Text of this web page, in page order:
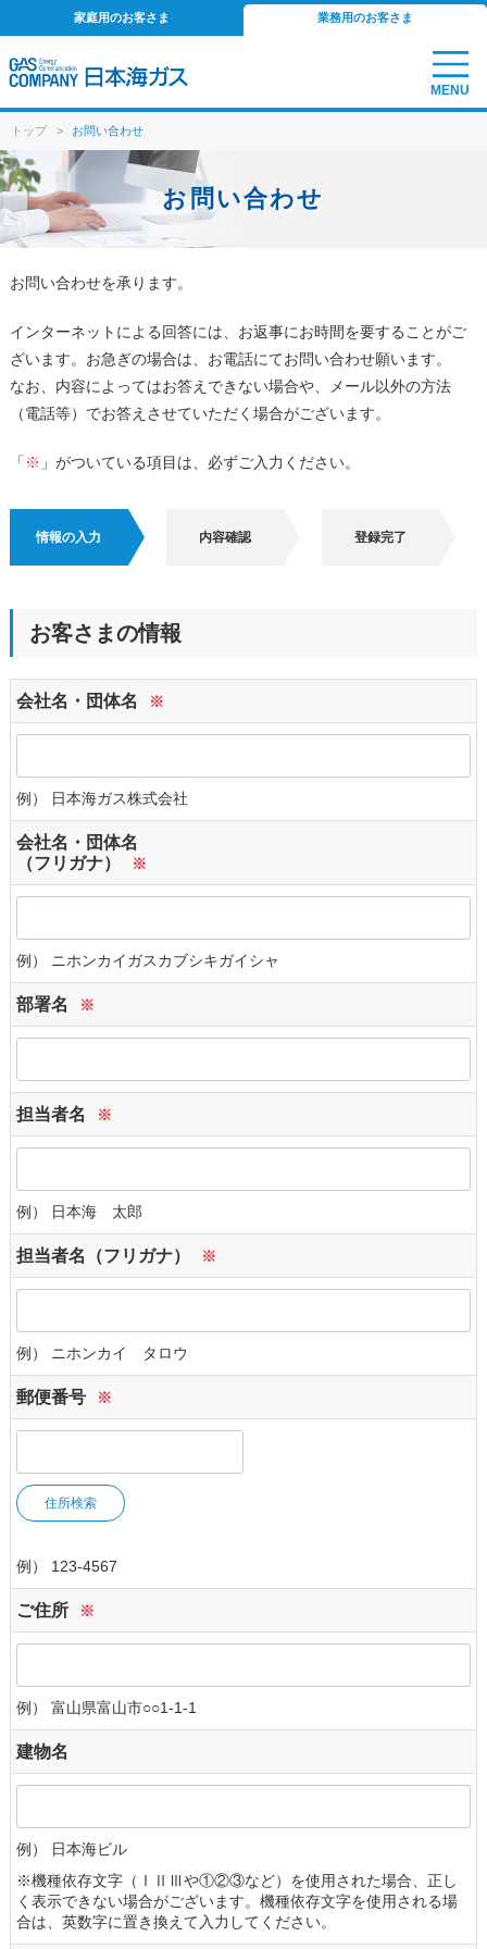
家庭用のお客さま 業務用のお客さま
MENU
トップ > お問い合わせ
お問い合わせ
お問い合わせを承ります。
インターネットによる回答には、お返事にお時間を要することがご
ざいます。お急ぎの場合は、お電話にてお問い合わせ願います。
なお、内容によってはお答えできない場合や、メール以外の方法
（電話等）でお答えさせていただく場合がございます。
「 ※ 」がついている項目は、必ずご入力ください。
情報の入力 内容確認 登録完了
お客さまの情報
会社名・団体名 ※
例） 日本海ガス株式会社
会社名・団体名
（フリガナ）
※
例） ニホンカイガスカブシキガイシャ
部署名 ※
担当者名 ※
例） 日本海 太郎
担当者名（フリガナ） ※
例） ニホンカイ タロウ
郵便番号 ※
住所検索
例） 123-4567
ご住所 ※
例） 富山県富山市○○1-1-1
建物名
例） 日本海ビル
※機種依存文字（ⅠⅡⅢや①②③など）を使用された場合、正し
く表示できない場合がございます。機種依存文字を使用される場
合は、英数字に置き換えて入力してください。